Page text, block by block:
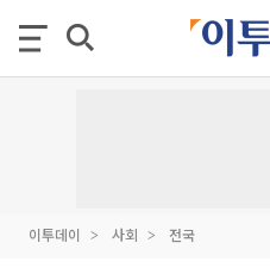
이투데이 사회 전국